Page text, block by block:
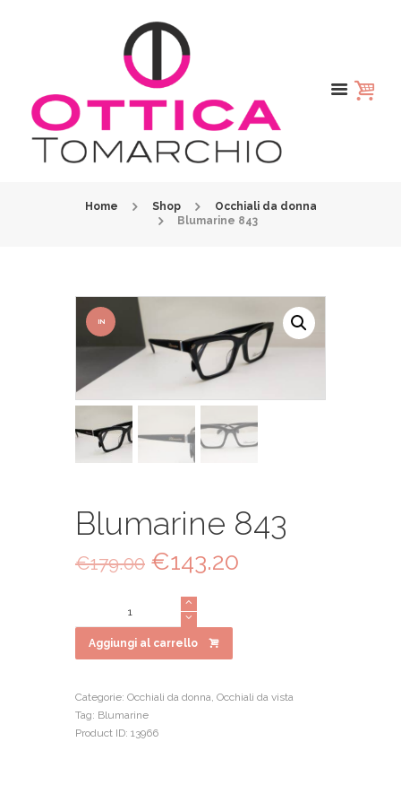
Home Shop
Occhiali da donna
Blumarine 843
IN
OFFER
TA!
Blumarine 843
€179.00 Il
prezzo
originale
era:
€179.00.
€143.20
quantità
Aggiungi al carrello
Categorie: Occhiali da donna, Occhiali da vista
Tag: Blumarine
Product ID: 13966